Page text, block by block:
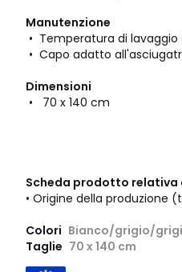
Manutenzione
• Temperatura di lavaggio
• Capo adatto
Dimensioni
• 70 x 140 cm
Scheda prodotto
• Origine della produzione
Colori Bianco/grigio/
Taglie 70 x 140 cm